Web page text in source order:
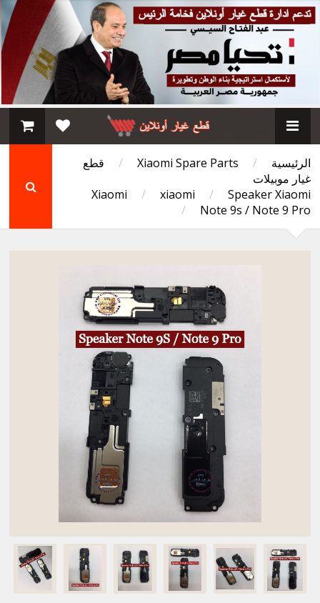
الرئيسية /
Xiaomi Spare Parts
/
قطع
غيار موبيلات
Xiaomi
/ xiaomi /
Speaker Xiaomi
Note 9s / Note 9 Pro
/